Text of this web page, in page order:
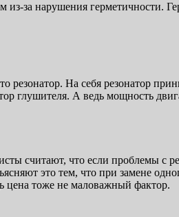
за нарушения герметичности.
На себя резонатор
глушителя. А ведь мощность
считают, что если проблемы
это тем, что при замене
цена тоже не маловажный фактор.